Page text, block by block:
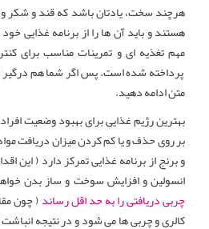
هرچند سخت، یادتان باشد که قند و شکر
هستند و باید آن ها را از برنامه غذایی
مهم تغذیه ای و تمرینات مناسب برای
پرداخته شده است. پس اگر شما هم
متن ادامه دهید.
بهترین رژیم غذایی برای بهبود وضعیت
بر روی حذف و یا کم کردن میزان دریافت
و برنج از برنامه غذایی تمرکز دارد ( این
انسولین و افزایش سوخت و ساز بدن
چربی دریافتی را به حد اقل رساند( چون
کالری و چربی ها می شود و در نتیجه انباشت